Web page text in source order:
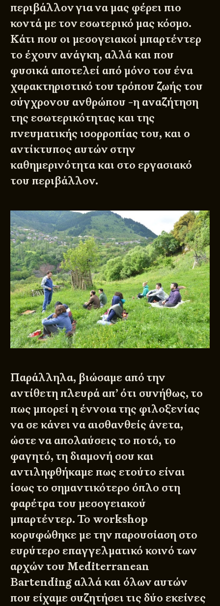
περιβάλλον για να μας φέρει πιο
κοντά με τον εσωτερικό μας κόσμο.
Κάτι που οι μεσογειακοί μπαρτέντερ
το έχουν ανάγκη, αλλά και που
φυσικά αποτελεί από μόνο του ένα
χαρακτηριστικό του τρόπου ζωής του
σύγχρονου ανθρώπου -η αναζήτηση
της εσωτερικότητας και της
πνευματικής ισορροπίας του, και ο
αντίκτυπος αυτών στην
καθημερινότητα και στο εργασιακό
του περιβάλλον.
Παράλληλα, βιώσαμε από την
αντίθετη πλευρά απ’ ότι συνήθως, το
πως μπορεί η έννοια της φιλοξενίας
να σε κάνει να αισθανθείς άνετα,
ώστε να απολαύσεις το ποτό, το
φαγητό, τη διαμονή σου και
αντιληφθήκαμε πως ετούτο είναι
ίσως το σημαντικότερο όπλο στη
φαρέτρα του μεσογειακού
μπαρτέντερ. Το workshop
κορυφώθηκε με την παρουσίαση στο
ευρύτερο επαγγελματικό κοινό των
αρχών του Mediterranean
Bartending αλλά και όλων αυτών
που είχαμε συζητήσει τις δύο εκείνες